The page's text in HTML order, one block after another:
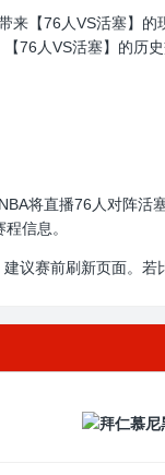
【76人VS活塞】
76人VS活塞】的历
将直播76人对阵
信息。
议赛前刷新页面。